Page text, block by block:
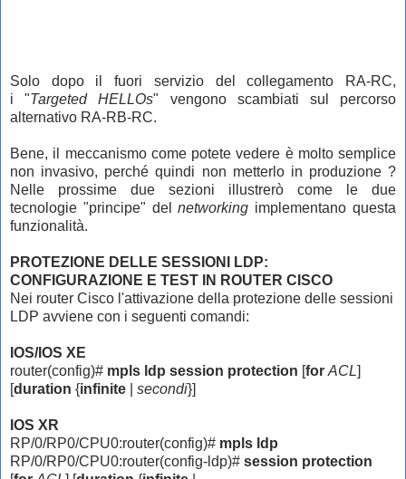
Solo dopo il fuori servizio del collegamento RA-RC,
i"Targeted HELLOs" vengono scambiati sul percorso
alternativo RA-RB-RC.
Bene, il meccanismo come potete vedere è molto semplice
non invasivo, perché quindi non metterlo in produzione ?
Nelle prossime due sezioni illustrerò come le due
tecnologie "principe" delnetworking implementano questa
funzionalità.
PROTEZIONE DELLE SESSIONI LDP:
CONFIGURAZIONE E TEST IN ROUTER CISCO
Nei router Cisco l'attivazione della protezione delle sessioni
LDP avviene con i seguenti comandi:
IOS/IOS XE
router(config)# mpls ldp session protection [for ACL]
[duration {infinite secondi}]
IOS XR
RP/0/RP0/CPU0:router(config)# mpls ldp
RP/0/RP0/CPU0:router(config-ldp)# session protection